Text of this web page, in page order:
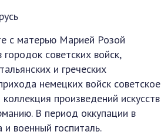
с матерью Марией Розой
советских войск,
и греческих
немецких войск советское
произведений искусств
В период оккупации в
военный госпиталь.